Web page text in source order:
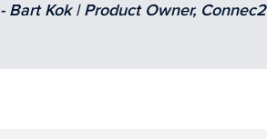
- Bart Kok | Product Owner, Connec2